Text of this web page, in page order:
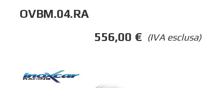
OVBM.04.RA
(IVA esclusa)
556,00 €